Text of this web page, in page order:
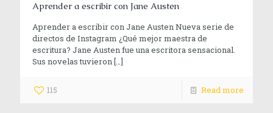
Aprender a escribir con Jane Austen
Aprender a escribir con Jane Austen Nueva serie de
directos de Instagram ¿Qué mejor maestra de
escritura? Jane Austen fue una escritora sensacional.
Sus novelas tuvieron[…]
115 Read more